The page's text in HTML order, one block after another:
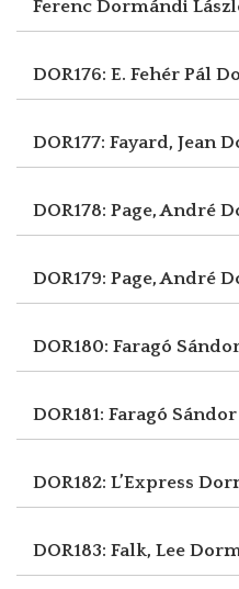
Ferenc Dormándi
DOR176: E. Fehér Pál
DOR177: Fayard, Jean
DOR178: Page, André
DOR179: Page, André
DOR180: Faragó
DOR181: Faragó Sándor
DOR182: L’Express
DOR183: Falk, Lee